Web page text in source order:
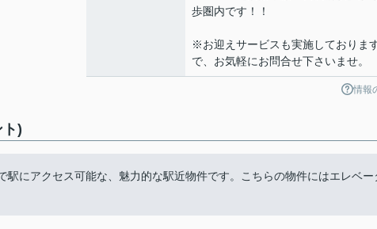
歩圏内です！！
※お迎えサービスも実施しておりま
で、お気軽にお問合せ下さいませ。
情報
)
にアクセス可能な、魅力的な駅近物件です。こちらの物件にはエレベー